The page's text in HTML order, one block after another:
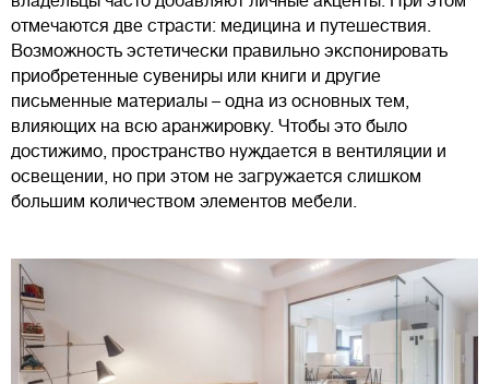
отмечаются две страсти: медицина и путешествия.
Возможность эстетически правильно экспонировать
приобретенные сувениры или книги и другие
письменные материалы – одна из основных тем,
влияющих на всю аранжировку. Чтобы это было
достижимо, пространство нуждается в вентиляции и
освещении, но при этом не загружается слишком
большим количеством элементов мебели.